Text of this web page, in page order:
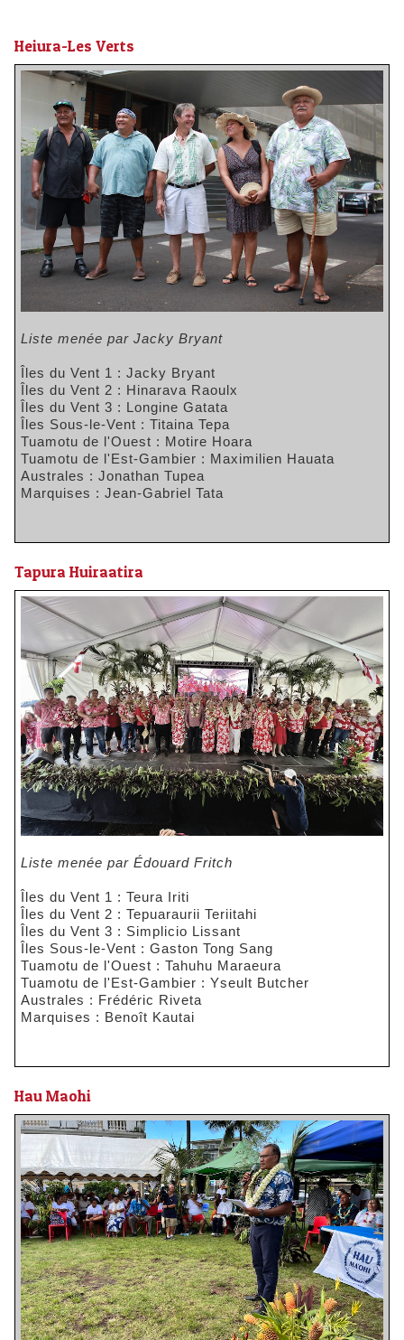
Heiura-Les Verts
Liste menée par Jacky Bryant
Îles du Vent 1 : Jacky Bryant
Îles du Vent 2 : Hinarava Raoulx
Îles du Vent 3 : Longine Gatata
Îles Sous-le-Vent : Titaina Tepa
Tuamotu de l'Ouest : Motire Hoara
Tuamotu de l'Est-Gambier : Maximilien Hauata
Australes : Jonathan Tupea
Marquises : Jean-Gabriel Tata
​Tapura Huiraatira
Liste menée par Édouard Fritch
Îles du Vent 1 : Teura Iriti
Îles du Vent 2 : Tepuaraurii Teriitahi
Îles du Vent 3 : Simplicio Lissant
Îles Sous-le-Vent : Gaston Tong Sang
Tuamotu de l'Ouest : Tahuhu Maraeura
Tuamotu de l'Est-Gambier : Yseult Butcher
Australes : Frédéric Riveta
Marquises : Benoît Kautai
Hau Maohi